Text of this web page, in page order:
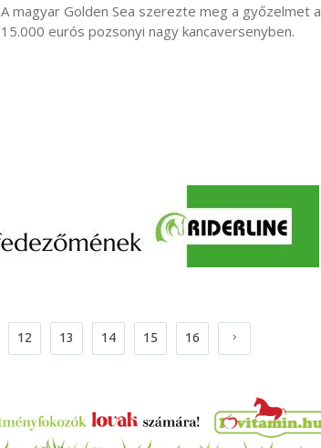
A magyar Golden Sea szerezte meg a győzelmet a
15.000 eurós pozsonyi nagy kancaversenyben.
12 13 14 15 16